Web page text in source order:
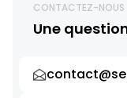
CONTACTEZ-NOUS
Une